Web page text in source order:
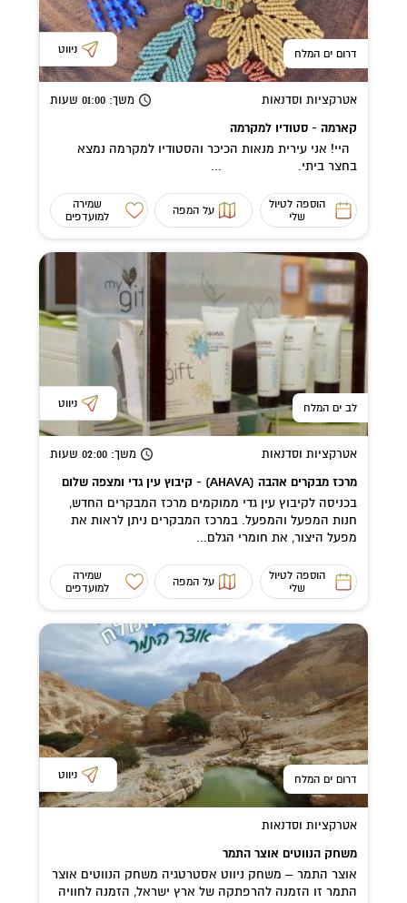
דרום ים המלח ניווט
אטרקציות וסדנאות משך: 01:00 שעות
קארמה - סטודיו למקרמה
היי! אני עירית מנאות הכיכר והסטודיו למקרמה נמצא
בחצר ביתי. ...
הוספה לטיול
שלי
על המפה
שמירה
למועדפים
לב ים המלח ניווט
אטרקציות וסדנאות משך: 02:00 שעות
מרכז מבקרים אהבה (AHAVA) - קיבוץ עין גדי ומצפה שלום
בכניסה לקיבוץ עין גדי ממוקמים מרכז המבקרים החדש,
חנות המפעל והמפעל. במרכז המבקרים ניתן לראות את
מפעל היצור, את חומרי הגלם...
הוספה לטיול
שלי
על המפה
שמירה
למועדפים
דרום ים המלח ניווט
אטרקציות וסדנאות
משחק הנווטים אוצר התמר
אוצר התמר – משחק ניווט אסטרטגיה משחק הנווטים אוצר
התמר זו הזמנה להרפתקה של ארץ ישראל, הזמנה לחוויה